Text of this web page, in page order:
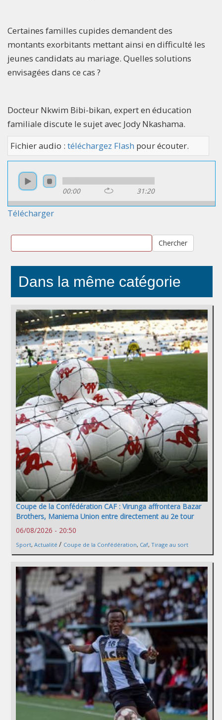
Certaines familles cupides demandent des
montants exorbitants mettant ainsi en difficulté les
jeunes candidats au mariage. Quelles solutions
envisagées dans ce cas ?
Docteur Nkwim Bibi-bikan, expert en éducation
familiale discute le sujet avec Jody Nkashama.
Fichier audio : téléchargez Flash pour écouter.
00:00 31:20
Télécharger
Chercher
Dans la même catégorie
Coupe de la Confédération CAF : Virunga affrontera Bazar
Brothers, Maniema Union entre directement au 2e tour
06/08/2026 - 20:50
Sport, Actualité / Coupe de la Confédération, Caf, Tirage au sort